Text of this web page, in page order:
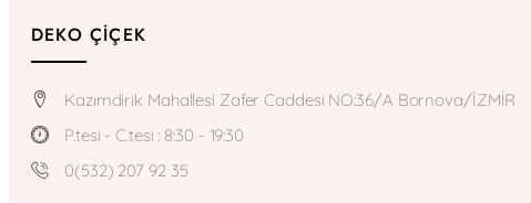
DEKO ÇIÇEK
Kazımdirik Mahallesi Zafer Caddesi NO:36/A Bornova/İZMİR
P.tesi - C.tesi : 8:30 - 19:30
0(532) 207 92 35